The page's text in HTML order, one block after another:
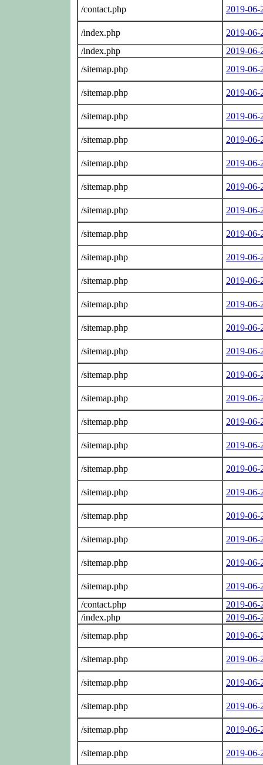
/contact.php
2019-06-
/index.php
2019-06-
/index.php
2019-06-
/sitemap.php
2019-06-
/sitemap.php 2019-06-
/sitemap.php 2019-06-
/sitemap.php 2019-06-
/sitemap.php 2019-06-
/sitemap.php 2019-06-
/sitemap.php 2019-06-
/sitemap.php 2019-06-
/sitemap.php 2019-06-
/sitemap.php 2019-06-
/sitemap.php 2019-06-
/sitemap.php 2019-06-
/sitemap.php 2019-06-
/sitemap.php 2019-06-
/sitemap.php 2019-06-
/sitemap.php 2019-06-
/sitemap.php 2019-06-
/sitemap.php 2019-06-
/sitemap.php 2019-06-
/sitemap.php 2019-06-
/sitemap.php 2019-06-
/sitemap.php 2019-06-
/sitemap.php
2019-06-
/contact.php
2019-06-
/index.php
2019-06-
/sitemap.php
2019-06-
/sitemap.php 2019-06-
/sitemap.php 2019-06-
/sitemap.php 2019-06-
/sitemap.php 2019-06-
/sitemap.php 2019-06-